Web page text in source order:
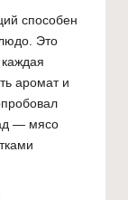
способен
Это
аромат и
— мясо